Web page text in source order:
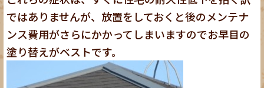
ではありませんが、放置をしておくと後のメンテナ
ンス費用がさらにかかってしまいますのでお早目の
塗り替えがベストです。